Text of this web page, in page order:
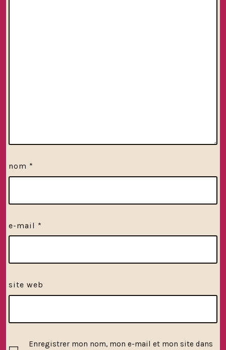
nom *
e-mail *
site web
Enregistrer mon nom, mon e-mail et mon site dans